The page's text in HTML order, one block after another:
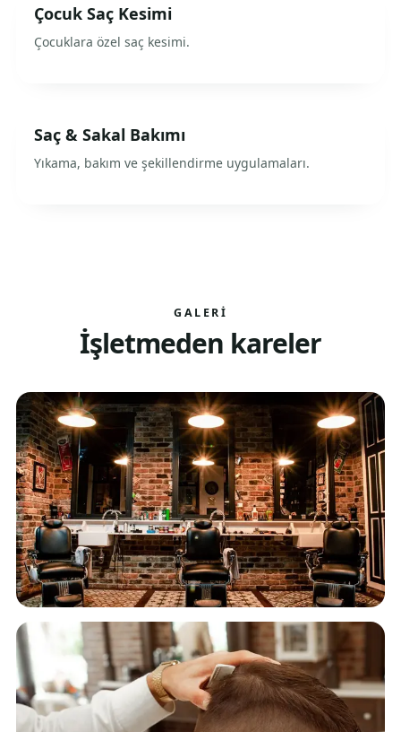
Çocuk Saç Kesimi
Çocuklara özel saç kesimi.
Saç & Sakal Bakımı
Yıkama, bakım ve şekillendirme uygulamaları.
GALERI
İşletmeden kareler